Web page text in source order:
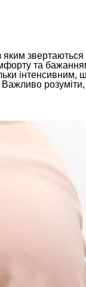
звертаються
та
інтенсивним,
Важливо